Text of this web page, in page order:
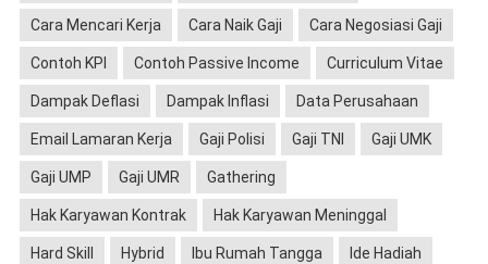
Cara Mencari Kerja Cara Naik Gaji Cara Negosiasi Gaji
Contoh KPI Contoh Passive Income Curriculum Vitae
Dampak Deflasi Dampak Inflasi Data Perusahaan
Email Lamaran Kerja Gaji Polisi Gaji TNI Gaji UMK
Gaji UMP Gaji UMR Gathering
Hak Karyawan Kontrak Hak Karyawan Meninggal
Hard Skill Hybrid Ibu Rumah Tangga Ide Hadiah